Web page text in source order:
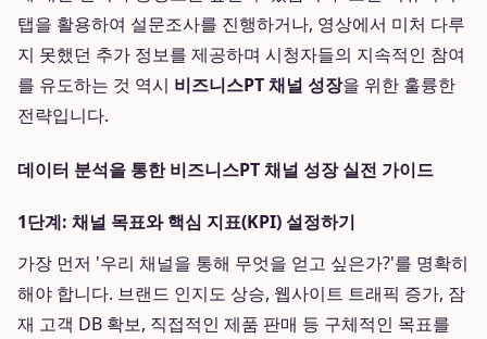
탭을 활용하여 설문조사를 진행하거나, 영상에서 미처 다루
지 못했던 추가 정보를 제공하며 시청자들의 지속적인 참여
를 유도하는 것 역시 비즈니스PT 채널 성장을 위한 훌륭한
전략입니다.
데이터 분석을 통한 비즈니스PT 채널 성장 실전 가이드
1단계: 채널 목표와 핵심 지표(KPI) 설정하기
가장 먼저 '우리 채널을 통해 무엇을 얻고 싶은가?'를 명확히
해야 합니다. 브랜드 인지도 상승, 웹사이트 트래픽 증가, 잠
재 고객 DB 확보, 직접적인 제품 판매 등 구체적인 목표를